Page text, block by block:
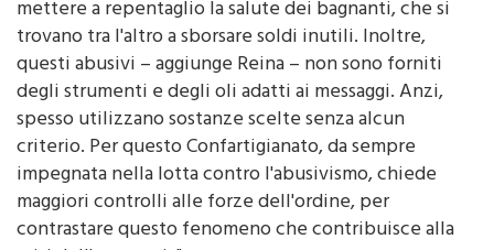
trovano tra l'altro a sborsare soldi inutili. Inoltre,
questi abusivi – aggiunge Reina – non sono forniti
degli strumenti e degli oli adatti ai messaggi. Anzi,
spesso utilizzano sostanze scelte senza alcun
criterio. Per questo Confartigianato, da sempre
impegnata nella lotta contro l'abusivismo, chiede
maggiori controlli alle forze dell'ordine, per
contrastare questo fenomeno che contribuisce alla
crisi dell'economia".